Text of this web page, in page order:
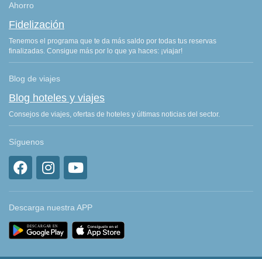
Ahorro
Fidelización
Tenemos el programa que te da más saldo por todas tus reservas
finalizadas. Consigue más por lo que ya haces: ¡viajar!
Blog de viajes
Blog hoteles y viajes
Consejos de viajes, ofertas de hoteles y últimas noticias del sector.
Síguenos
Descarga nuestra APP